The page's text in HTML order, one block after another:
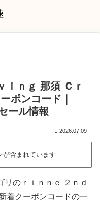
ｉｎｇ 那須 Ｃｒ
ポンコード｜
ール情報
2026.07.09
含まれています
リのｒｉｎｎｅ ２ｎｄ
着クーポンコードの一